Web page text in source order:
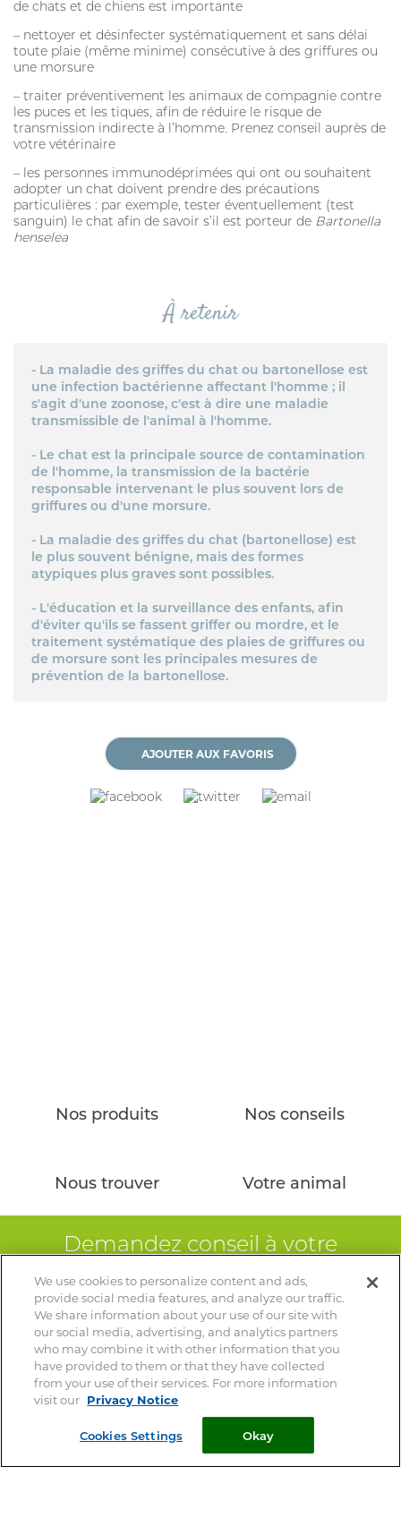
MARQUES
MILPRAZIKAN
VERMISCAN
FIPROKIL
PARKAN
CONSEILS
QUI SOMMES-NOUS
NOUS TROUVER
MON CARNET DE SANTÉ
de chats et de chiens est importante
– nettoyer et désinfecter systématiquement et sans délai
toute plaie (même minime) consécutive à des griffures ou
une morsure
– traiter préventivement les animaux de compagnie contre
les puces et les tiques, afin de réduire le risque de
transmission indirecte à l’homme. Prenez conseil auprès de
votre vétérinaire
– les personnes immunodéprimées qui ont ou souhaitent
adopter un chat doivent prendre des précautions
particulières : par exemple, tester éventuellement (test
sanguin) le chat afin de savoir s’il est porteur de Bartonella
henselea
À retenir
- La maladie des griffes du chat ou bartonellose est
une infection bactérienne affectant l'homme ; il
s'agit d'une zoonose, c'est à dire une maladie
transmissible de l'animal à l'homme.
- Le chat est la principale source de contamination
de l'homme, la transmission de la bactérie
responsable intervenant le plus souvent lors de
griffures ou d'une morsure.
- La maladie des griffes du chat (bartonellose) est
le plus souvent bénigne, mais des formes
atypiques plus graves sont possibles.
- L'éducation et la surveillance des enfants, afin
d'éviter qu'ils se fassent griffer ou mordre, et le
traitement systématique des plaies de griffures ou
de morsure sont les principales mesures de
prévention de la bartonellose.
AJOUTER AUX FAVORIS
Nos produits Nos conseils
Nous trouver Votre animal
Demandez conseil à votre
pharmacien
Votre vétérinaire est le spécialiste de votre animal – Ce site
ne remplace pas une consultation vétérinaire
© 2026 Clément Thékan
Mentions Légales
Privacy Notice
Cookie Statement
We use cookies to personalize content and ads,
provide social media features, and analyze our traffic.
We share information about your use of our site with
our social media, advertising, and analytics partners
who may combine it with other information that you
have provided to them or that they have collected
from your use of their services. For more information
visit our Privacy Notice
Cookies Settings Okay